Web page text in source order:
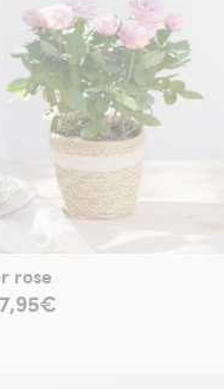
rose